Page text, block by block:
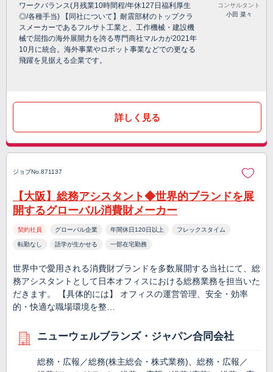
ワークバランス(月残業10時間程/年休127日福利厚生
◎/各種手当) 【同社について】耐震部材のトップクラ
スメーカーであるフルサト工業と、工作機械・建設機
械で屈指の海外展開力を誇る専門商社マルカが2021年
10月に統合。海外事業やロボット事業などでの更なる
飛躍を見据える企業です。
コンサルタント
小田 菜々
詳しく見る
ジョブNo.871137
【大阪】総務アシスタント◆世界的ブランドを展
開するグローバル消費財メーカー
契約社員 グローバル企業 年間休日120日以上 フレックスタイム
転勤なし 語学が生かせる 一部在宅勤務
世界中で愛用される消費財ブランドを多数展開する当社にて、総
務アシスタントとして日本オフィスにおける総務業務を担当いた
だきます。 【具体的には】 オフィスの運営管理、安全・効率
的・快適な職場環境を整…
ニューウェルブランズ・ジャパン合同会社
総務・広報／総務(株主総会・株式業務)、総務・広報／